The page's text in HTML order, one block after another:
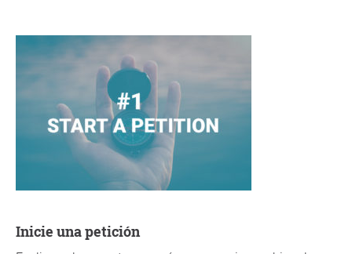
Inicie una petición